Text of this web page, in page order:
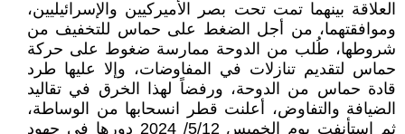
العلاقة بينهما تمت تحت بصر الأميركيين والإسرائيليين،
وموافقتهما، من أجل الضغط على حماس للتخفيف من
شروطها، طُلب من الدوحة ممارسة ضغوط على حركة
حماس لتقديم تنازلات في المفاوضات، وإلا عليها طرد
قادة حماس من الدوحة، ورفضاً لهذا الخرق في تقاليد
الضيافة والتفاوض، أعلنت قطر انسحابها من الوساطة،
ثم استأنفت يوم الخميس 5/12/ 2024 دورها في جهود